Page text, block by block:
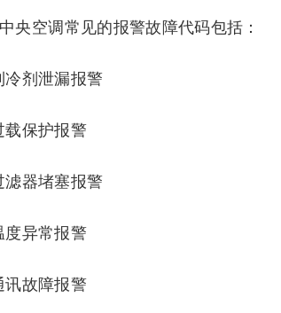
央空调常见的报警故障代码包括：
冷剂泄漏报警
载保护报警
滤器堵塞报警
度异常报警
讯故障报警